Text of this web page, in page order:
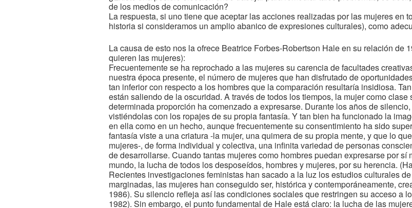
de los medios de comunicación?
La respuesta, si uno tiene que aceptar las acciones realizadas por las mujeres en
historia si consideramos un amplio abanico de expresiones culturales), como
La causa de esto nos la ofrece Beatrice Forbes-Robertson Hale en su relación de
quieren las mujeres):
Frecuentemente se ha reprochado a las mujeres su carencia de facultades
nuestra época presente, el número de mujeres que han disfrutado de
tan inferior con respecto a los hombres que la comparación resultaría insidiosa.
están saliendo de la oscuridad. A través de todos los tiempos, la mujer como
determinada proporción ha comenzado a expresarse. Durante los años de
vistiéndolas con los ropajes de su propia fantasía. Y tan bien ha funcionado la
en ella como en un hecho, aunque frecuentemente su consentimiento ha sido
fantasía viste a una criatura -la mujer, una quimera de su propia mente, y que lo
mujeres-, de forma individual y colectiva, una infinita variedad de personas
de desarrollarse. Cuando tantas mujeres como hombres puedan expresarse por
mundo, la lucha de todos los desposeídos, hombres y mujeres, por su herencia.
Recientes investigaciones feministas han sacado a la luz los estudios culturales
marginadas, las mujeres han conseguido ser, histórica y contemporáneamente,
1986). Su silencio refleja así las condiciones sociales que restringen su acceso a
1982). Sin embargo, el punto fundamental de Hale está claro: la lucha de las